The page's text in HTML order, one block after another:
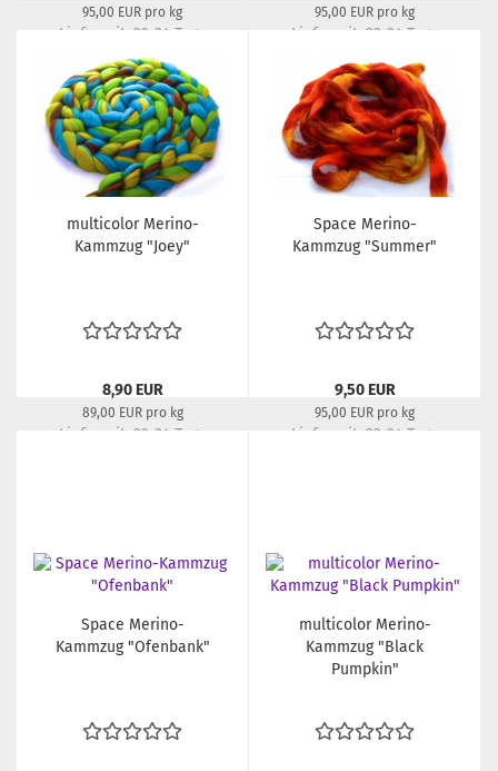
95,00 EUR pro kg
Lieferzeit: 22-24 Tage
95,00 EUR pro kg
Lieferzeit: 22-24 Tage
multicolor Merino-
Kammzug "Joey"
8,90 EUR
89,00 EUR pro kg
Lieferzeit: 22-24 Tage
Space Merino-
Kammzug "Summer"
9,50 EUR
95,00 EUR pro kg
Lieferzeit: 22-24 Tage
Space Merino-
Kammzug "Ofenbank"
multicolor Merino-
Kammzug "Black
Pumpkin"